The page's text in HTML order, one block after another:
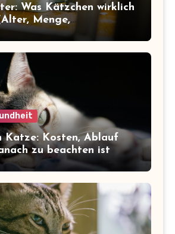
Was Kätzchen wirklich
Menge,
Katze: Kosten, Ablauf
zu beachten ist